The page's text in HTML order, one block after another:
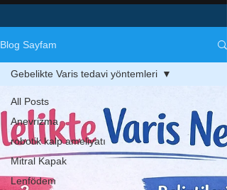
Blog Sayfam
All Posts
Anevrizma
robotik kalp ameliyatı
Mitral Kapak
Lenfödem
Gebelikte Varis tedavi yöntemleri